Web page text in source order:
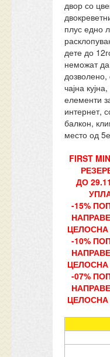
двор со
плус едно
дете до
неможат
чајна
елементи
интернет,
балкон,
место од
FIRST
ДО29.1
-15%
ЦЕЛОСНА
-10%
ЦЕЛОСНА
-07%
ЦЕЛОСНА